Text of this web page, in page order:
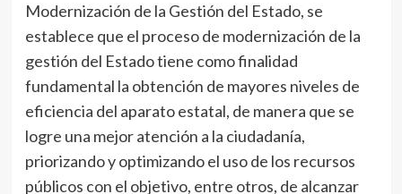
Modernización de la Gestión del Estado, se
establece que el proceso de modernización de la
gestión del Estado tiene como finalidad
fundamental la obtención de mayores niveles de
eficiencia del aparato estatal, de manera que se
logre una mejor atención a la ciudadanía,
priorizando y optimizando el uso de los recursos
públicos con el objetivo, entre otros, de alcanzar